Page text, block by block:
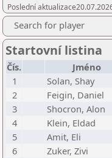
Poslední
Search for player
Startovní listina
Čís. Jméno
1
Solan, Shay
2
Feigin, Daniel
3
Shocron, Alon
4
Klein, Eldad
5
Amit, Eli
6
Zuker, Zivi